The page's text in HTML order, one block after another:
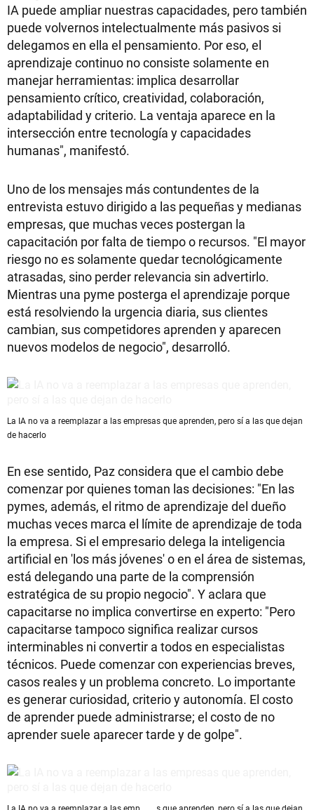
IA puede ampliar nuestras capacidades, pero también
puede volvernos intelectualmente más pasivos si
delegamos en ella el pensamiento. Por eso, el
aprendizaje continuo no consiste solamente en
manejar herramientas: implica desarrollar
pensamiento crítico, creatividad, colaboración,
adaptabilidad y criterio. La ventaja aparece en la
intersección entre tecnología y capacidades
humanas", manifestó.
Uno de los mensajes más contundentes de la
entrevista estuvo dirigido a las pequeñas y medianas
empresas, que muchas veces postergan la
capacitación por falta de tiempo o recursos. "El mayor
riesgo no es solamente quedar tecnológicamente
atrasadas, sino perder relevancia sin advertirlo.
Mientras una pyme posterga el aprendizaje porque
está resolviendo la urgencia diaria, sus clientes
cambian, sus competidores aprenden y aparecen
nuevos modelos de negocio", desarrolló.
La IA no va a reemplazar a las empresas que aprenden, pero sí a las que dejan
de hacerlo
En ese sentido, Paz considera que el cambio debe
comenzar por quienes toman las decisiones: "En las
pymes, además, el ritmo de aprendizaje del dueño
muchas veces marca el límite de aprendizaje de toda
la empresa. Si el empresario delega la inteligencia
artificial en 'los más jóvenes' o en el área de sistemas,
está delegando una parte de la comprensión
estratégica de su propio negocio". Y aclara que
capacitarse no implica convertirse en experto: "Pero
capacitarse tampoco significa realizar cursos
interminables ni convertir a todos en especialistas
técnicos. Puede comenzar con experiencias breves,
casos reales y un problema concreto. Lo importante
es generar curiosidad, criterio y autonomía. El costo
de aprender puede administrarse; el costo de no
aprender suele aparecer tarde y de golpe".